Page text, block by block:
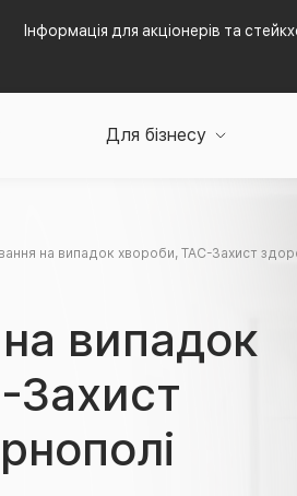
Інформація для акціонерів та
Для бізнесу
на випадок хвороби, ТАС-Захист
випадок
Захист